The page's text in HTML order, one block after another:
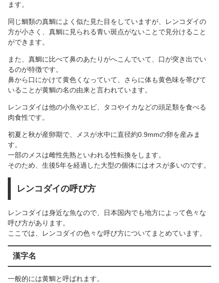
ます。
同じ鯛類の真鯛によく似た見た目をしていますが、レンコダイの
方が小さく、真鯛に見られる青い斑点がないことで見分けること
ができます。
また、真鯛に比べて鼻のあたりがへこんでいて、口が突き出でい
るのが特徴です。
鼻から口にかけて黄色くなっていて、さらに体も黄色味を帯びて
いることが黄鯛の名の由来と言われています。
レンコダイは他の小魚やエビ、タコやイカなどの頭足類を食べる
肉食性です。
初夏と秋が産卵期で、メスが水中に直径約0.9mmの卵を産みま
す。
一部のメスは雌性先熟といわれる性転換をします。
そのため、生後5年を経過した大型の個体にはオスが多いのです。
レンコダイの呼び方
レンコダイは身近な魚なので、日本国内でも地方によって色々な
呼び方があります。
ここでは、レンコダイの色々な呼び方についてまとめています。
漢字名
一般的には黄鯛と呼ばれます。